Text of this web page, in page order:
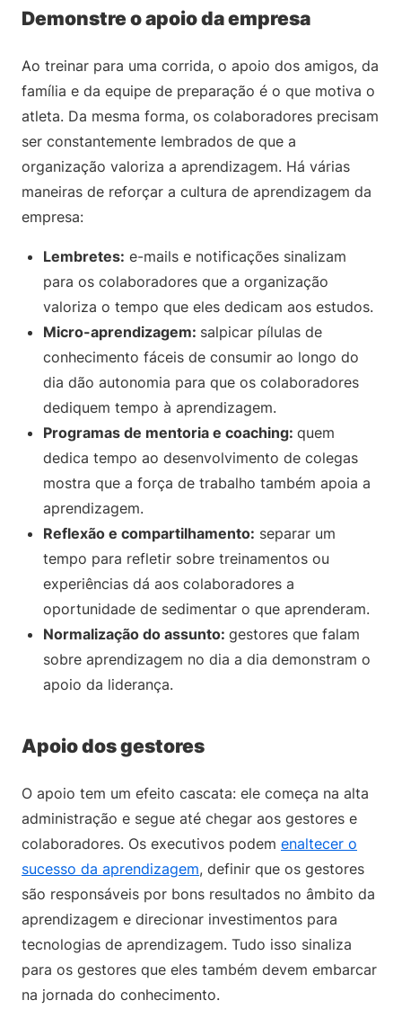
Demonstre o apoio da empresa
Ao treinar para uma corrida, o apoio dos amigos, da
família e da equipe de preparação é o que motiva o
atleta. Da mesma forma, os colaboradores precisam
ser constantemente lembrados de que a
organização valoriza a aprendizagem. Há várias
maneiras de reforçar a cultura de aprendizagem da
empresa:
Lembretes: e-mails e notificações sinalizam
para os colaboradores que a organização
valoriza o tempo que eles dedicam aos estudos.
Micro-aprendizagem: salpicar pílulas de
conhecimento fáceis de consumir ao longo do
dia dão autonomia para que os colaboradores
dediquem tempo à aprendizagem.
Programas de mentoria e coaching: quem
dedica tempo ao desenvolvimento de colegas
mostra que a força de trabalho também apoia a
aprendizagem.
Reflexão e compartilhamento: separar um
tempo para refletir sobre treinamentos ou
experiências dá aos colaboradores a
oportunidade de sedimentar o que aprenderam.
Normalização do assunto: gestores que falam
sobre aprendizagem no dia a dia demonstram o
apoio da liderança.
Apoio dos gestores
O apoio tem um efeito cascata: ele começa na alta
administração e segue até chegar aos gestores e
colaboradores. Os executivos podem enaltecer o
sucesso da aprendizagem, definir que os gestores
são responsáveis por bons resultados no âmbito da
aprendizagem e direcionar investimentos para
tecnologias de aprendizagem. Tudo isso sinaliza
para os gestores que eles também devem embarcar
na jornada do conhecimento.